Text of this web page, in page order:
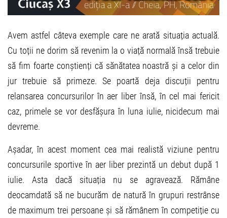
Avem astfel câteva exemple care ne arată situația actuală.
Cu toții ne dorim să revenim la o viață normală însă trebuie
să fim foarte conștienți că sănătatea noastră și a celor din
jur trebuie să primeze. Se poartă deja discuții pentru
relansarea concursurilor în aer liber însă, în cel mai fericit
caz, primele se vor desfășura în luna iulie, nicidecum mai
devreme.
Așadar, în acest moment cea mai realistă viziune pentru
concursurile sportive în aer liber prezintă un debut după 1
iulie. Asta dacă situația nu se agravează. Rămâne
deocamdată să ne bucurăm de natură în grupuri restrânse
de maximum trei persoane și să rămânem în competiție cu